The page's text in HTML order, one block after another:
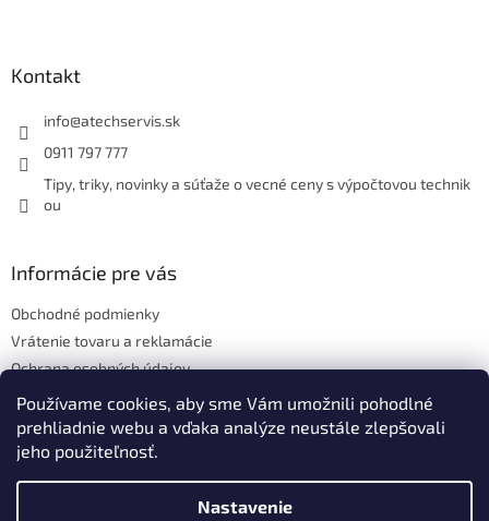
Používame cookies, aby sme Vám umožnili pohodlné
prehliadnie webu a vďaka analýze neustále zlepšovali
jeho použiteľnosť.
Nastavenie
Kontakt
info@atechservis.sk
0911 797 777
Tipy, triky, novinky a súťaže o vecné ceny s výpočtovou technik
ou
Informácie pre vás
Obchodné podmienky
Vrátenie tovaru a reklamácie
Ochrana osobných údajov
Hodnotenie obchodu